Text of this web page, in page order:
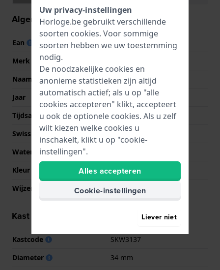
Algemene informatie
Ean
4064092274028
Merk
Naam
Signatur Lille Sport
Jaar
2024 Lente/Zomer
Tijdsaanduiding
Analoog
Swiss Made
Nee
Waterdichtheid
Kleur Wijzerplaat
Blauw
Wijzer kleuren (u,m,s)
Goud, Goud, Wit
Kast informatie
Kastcode
SKW3137
Diameter
34 mm
Uw privacy-instellingen
Horloge.be gebruikt verschillende
soorten cookies. Voor sommige
soorten hebben we uw toestemming
nodig.
De noodzakelijke cookies en
anonieme statistieken zijn altijd
automatisch actief; als u op "alle
cookies accepteren" klikt, accepteert
u ook de optionele cookies. Als u zelf
wilt kiezen welke cookies u
inschakelt, klikt u op "cookie-
instellingen".
Alles accepteren
Cookie-instellingen
Liever niet